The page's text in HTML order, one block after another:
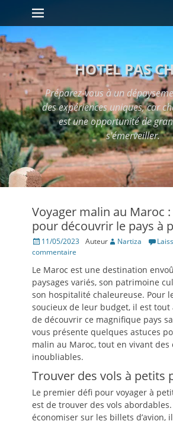
Passer
au
Premier menu
HOTEL PAS
Préparez-vous à un
des expériences uniques, car
est une opportunité de
s'émerveiller.
Voyager malin au Maroc
pour découvrir le pays à
Posté
le
11/05/2023 Auteur Nartiza
commentaire
Le Maroc est une destination
paysages variés, son patrimoine
son hospitalité chaleureuse. Pour
soucieux de leur budget, il est tout
de découvrir ce magnifique pays
vous présente quelques astuces
malin au Maroc, tout en vivant des
inoubliables.
Trouver des vols à petits
Le premier défi pour voyager à
est de trouver des vols
économiser sur les billets d’avion,